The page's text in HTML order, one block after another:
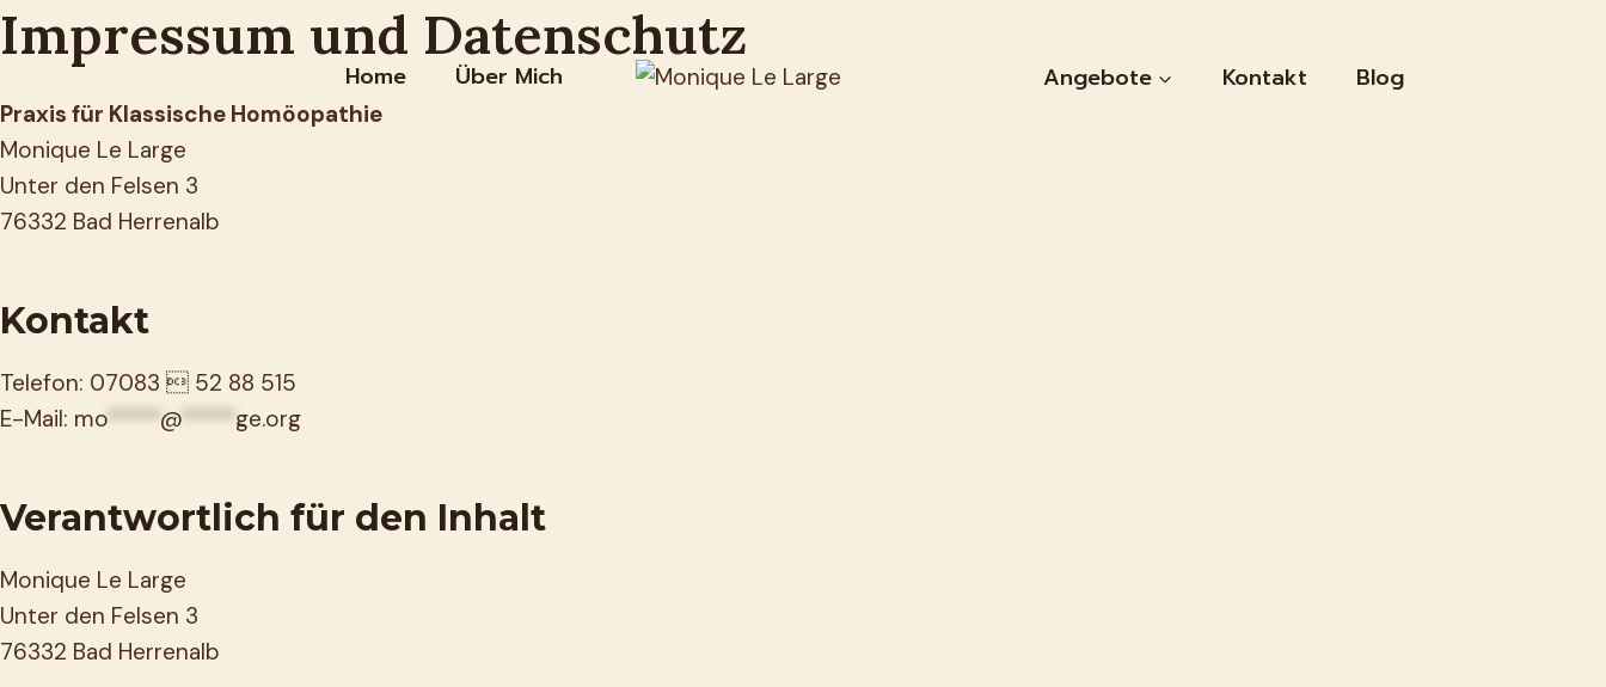
Zum
Inhalt
Home Über Mich Angebote Kontakt Blog
Impressum und Datenschutz
Praxis für Klassische Homöopathie
Monique Le Large
Unter den Felsen 3
76332 Bad Herrenalb
Kontakt
Telefon: 07083  52 88 515
E-Mail: mo*****@***** ge.org
Verantwortlich für den Inhalt
Monique Le Large
Unter den Felsen 3
76332 Bad Herrenalb